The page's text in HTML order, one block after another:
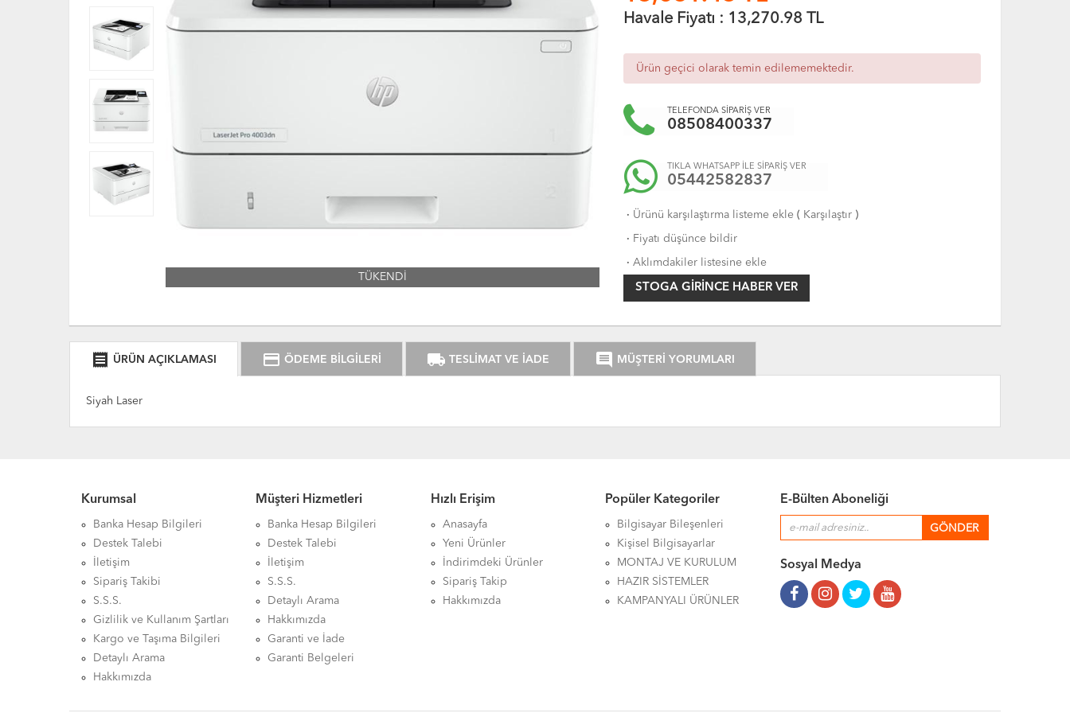
TÜKENDİ
Havale Fiyatı : 13,270.98 TL
Ürün geçici olarak temin edilememektedir.
TELEFONDA SİPARİŞ VER
08508400337
TIKLA WHATSAPP İLE SİPARİŞ VER
05442582837
· Ürünü karşılaştırma listeme ekle( Karşılaştır)
· Fiyatı düşünce bildir
· Aklımdakiler listesine ekle
STOGA GIRINCE HABER VER
receipt ÜRÜN AÇIKLAMASI credit_card ÖDEME BİLGİLERİ local_shipping TESLİMAT VE İADE comment MÜŞTERİ YORUMLARI
Siyah Laser
Kurumsal
Banka Hesap Bilgileri
Destek Talebi
İletişim
Sipariş Takibi
S.S.S.
Gizlilik ve Kullanım Şartları
Kargo ve Taşıma Bilgileri
Detaylı Arama
Hakkımızda
Müşteri Hizmetleri
Banka Hesap Bilgileri
Destek Talebi
İletişim
S.S.S.
Detaylı Arama
Hakkımızda
Garanti ve İade
Garanti Belgeleri
Hızlı Erişim
Anasayfa
Yeni Ürünler
İndirimdeki Ürünler
Sipariş Takip
Hakkımızda
Popüler Kategoriler
Bilgisayar Bileşenleri
Kişisel Bilgisayarlar
MONTAJ VE KURULUM
HAZIR SİSTEMLER
KAMPANYALI ÜRÜNLER
E-Bülten Aboneliği
Sosyal Medya